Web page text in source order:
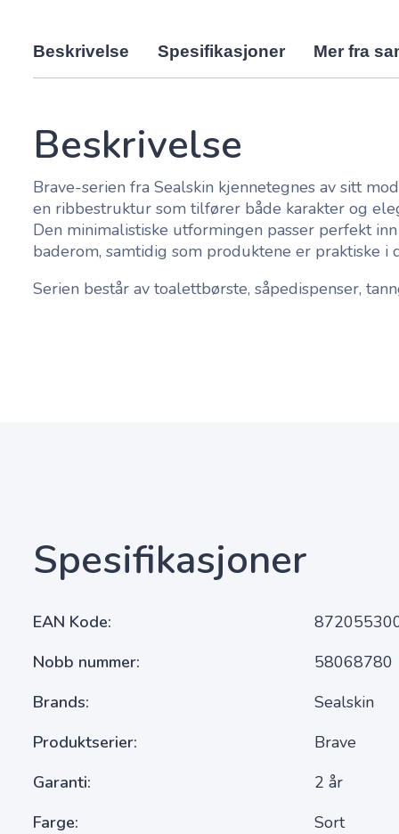
Beskrivelse Spesifikasjoner Mer fra
Beskrivelse
Brave-serien fra Sealskin kjennetegnes av sitt
en ribbestruktur som tilfører både karakter og
Den minimalistiske utformingen passer perfekt
baderom, samtidig som produktene er praktiske i
Serien består av toalettbørste, såpedispenser,
Spesifikasjoner
EAN Kode
Nobb nummer
58068780
Brands
Sealskin
Produktserier
Brave
Garanti
2 år
Farge
Sort